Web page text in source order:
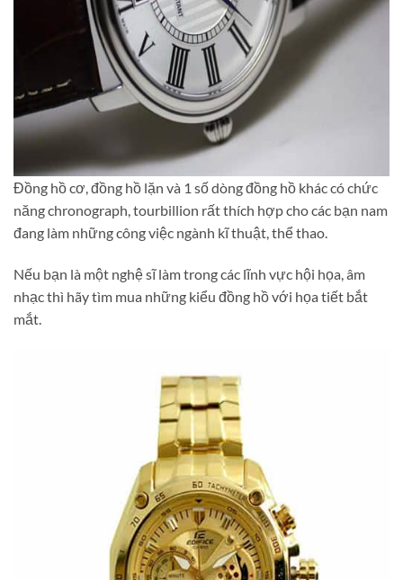
Đồng hồ cơ, đồng hồ lặn và 1 số dòng đồng hồ khác có chức
năng chronograph, tourbillion rất thích hợp cho các bạn nam
đang làm những công việc ngành kĩ thuật, thể thao.
Nếu bạn là một nghệ sĩ làm trong các lĩnh vực hội họa, âm
nhạc thì hãy tìm mua những kiểu đồng hồ với họa tiết bắt
mắt.